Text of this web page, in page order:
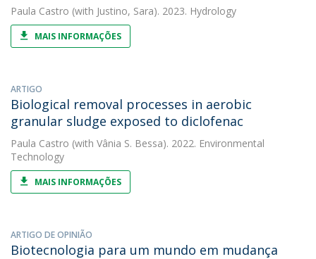
Paula Castro (with Justino, Sara). 2023. Hydrology
MAIS INFORMAÇÕES
ARTIGO
Biological removal processes in aerobic
granular sludge exposed to diclofenac
Paula Castro (with Vânia S. Bessa). 2022. Environmental
Technology
MAIS INFORMAÇÕES
ARTIGO DE OPINIÃO
Biotecnologia para um mundo em mudança